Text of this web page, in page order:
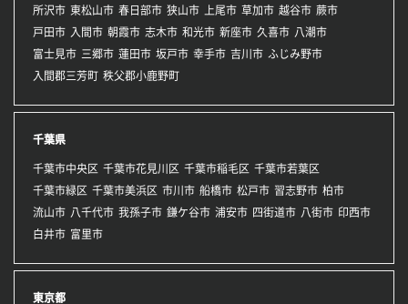
所沢市 東松山市 春日部市 狭山市 上尾市 草加市 越谷市 蕨市
戸田市 入間市 朝霞市 志木市 和光市 新座市 久喜市 八潮市
富士見市 三郷市 蓮田市 坂戸市 幸手市 吉川市 ふじみ野市
入間郡三芳町 秩父郡小鹿野町
千葉県
千葉市中央区 千葉市花見川区 千葉市稲毛区 千葉市若葉区
千葉市緑区 千葉市美浜区 市川市 船橋市 松戸市 習志野市 柏市
流山市 八千代市 我孫子市 鎌ケ谷市 浦安市 四街道市 八街市 印西市
白井市 富里市
東京都